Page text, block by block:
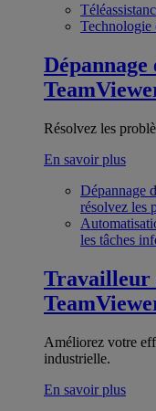
Technologie
Dépannage
Résolvez les
En savoir plus
Dépannage
résolvez les
les tâches
Travailleur
Améliorez votre
industrielle.
En savoir plus